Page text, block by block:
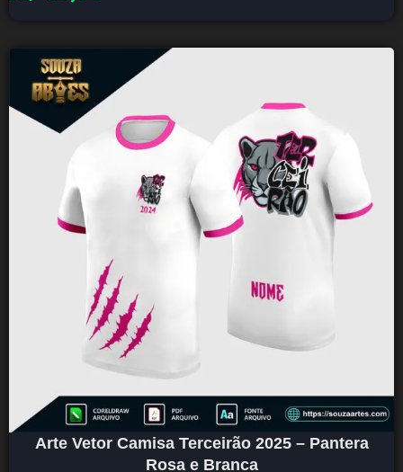
Arte Vetor Camisa Terceirão 2025 – Pantera
Rosa e Branca